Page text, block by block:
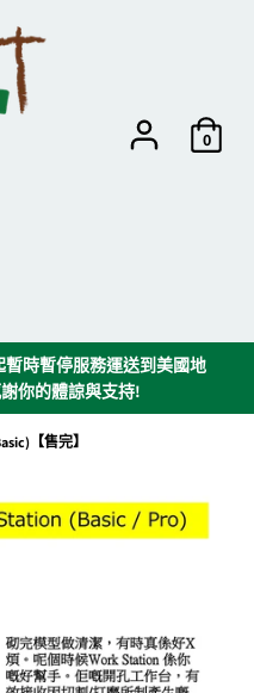
0
時暫停服務運送到美國地
你的體諒與支持!
【售完】